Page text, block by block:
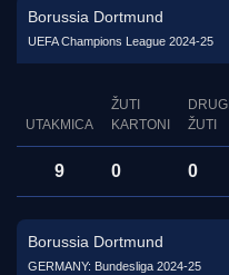
Borussia Dortmund
UEFA Champions League 2024-25
UTAKMICA
ŽUTI
KARTONI
DRUGI
ŽUTI
9 0 0
Borussia Dortmund
GERMANY: Bundesliga 2024-25